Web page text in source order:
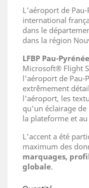
L'aéroport de
international
dans le
dans la région
LFBP Pau-
Microsoft® Flight
l'aéroport de Pau-
extrêmement
l'aéroport, les
qu'un éclairage
la plateforme et
L'accent a été
maximum des
marquages,
globale.